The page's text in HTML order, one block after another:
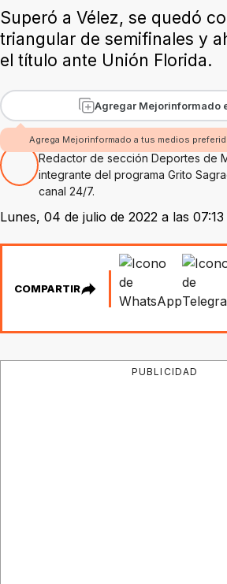
Superó a Vélez, se quedó
triangular de semifinales y
el título ante Unión Florida.
Agregar Mejorinformado
Agrega Mejorinformado a tus medios
Por Pablo Chagumil
Redactor de sección Deportes de
integrante del programa Grito
canal 24/7.
Lunes, 04 de julio de 2022 a las 07:13
COMPARTIR
PUBLICIDAD